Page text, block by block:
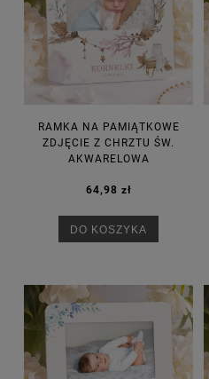
RAMKA NA PAMIĄTKOWE
ZDJĘCIE Z CHRZTU ŚW.
AKWARELOWA
64,98 zł
DO KOSZYKA